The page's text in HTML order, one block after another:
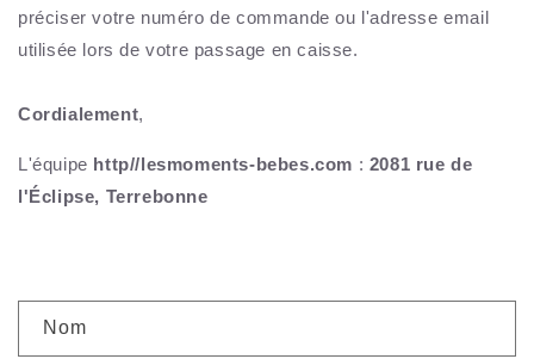
préciser votre numéro de commande ou l'adresse email
utilisée lors de votre passage en caisse.
Cordialement,
L'équipe http//lesmoments-bebes.com : 2081 rue de
l'Éclipse, Terrebonne
Nom